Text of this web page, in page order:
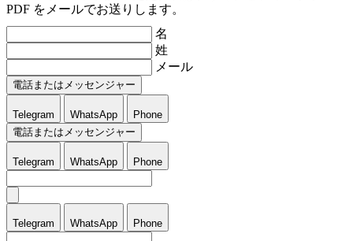
PDF をメールでお送りします。
名
姓
メール
電話またはメッセンジャー
Telegram WhatsApp
Phone
電話またはメッセンジャー
Telegram WhatsApp Phone
Telegram WhatsApp Phone